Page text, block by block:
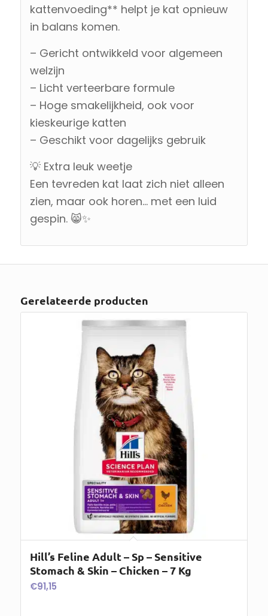
kattenvoeding** helpt je kat opnieuw
in balans komen.
– Gericht ontwikkeld voor algemeen
welzijn
– Licht verteerbare formule
– Hoge smakelijkheid, ook voor
kieskeurige katten
– Geschikt voor dagelijks gebruik
💡 Extra leuk weetje
Een tevreden kat laat zich niet alleen
zien, maar ook horen… met een luid
gespin. 😸✨
Gerelateerde producten
Hill’s Feline Adult – Sp – Sensitive
Stomach & Skin – Chicken – 7 Kg
€91,15